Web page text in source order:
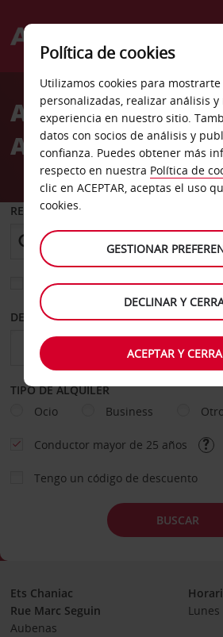
Welcome
AvisAlquiler de
Aubenas
RECOGER EN
Elegir otra oficina de devolución
DESDE HASTA
TIPO DE ALQUILER
Ocio
Business
Conductor mayor de 25 años
Tengo un código de descuento
BUSCAR
Ets Chaniac
Rue Marc Seguin
Aubenas
Lunes
Política de cookies
Utilizamos cookies para
personalizadas, realizar análisis
experiencia en nuestro sitio.
datos con socios de análisis y
confianza. Puedes obtener más
respecto en nuestra Política de
clic en ACEPTAR, aceptas el uso
cookies.
GESTIONAR
DECLINAR Y
ACEPTAR Y